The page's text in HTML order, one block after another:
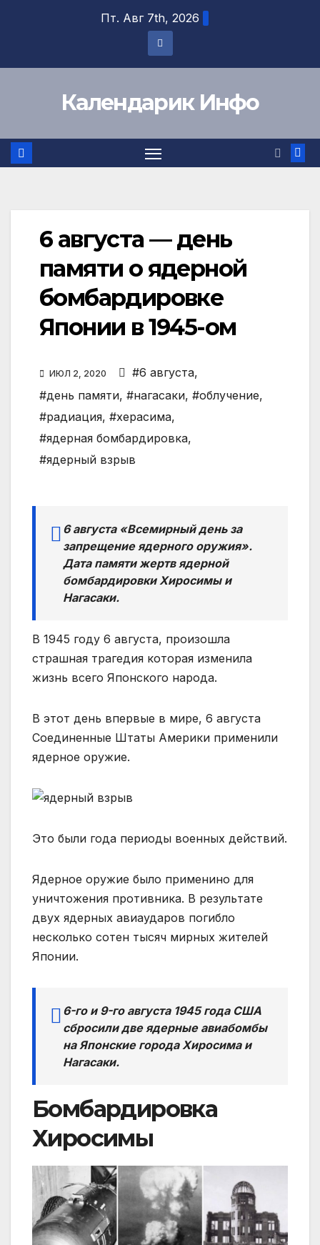
Пт. Авг 7th, 2026
Календарик Инфо
6 августа — день
памяти о ядерной
бомбардировке
Японии в 1945-ом
ИЮЛ 2, 2020 #6 августа,
#день памяти, #нагасаки, #облучение,
#радиация, #херасима,
#ядерная бомбардировка,
#ядерный взрыв
6 августа «Всемирный день за
запрещение ядерного оружия».
Дата памяти жертв ядерной
бомбардировки Хиросимы и
Нагасаки.
В 1945 году 6 августа, произошла
страшная трагедия которая изменила
жизнь всего Японского народа.
В этот день впервые в мире, 6 августа
Соединенные Штаты Америки применили
ядерное оружие.
Это были года периоды военных действий.
Ядерное оружие было применино для
уничтожения противника. В результате
двух ядерных авиаударов погибло
несколько сотен тысяч мирных жителей
Японии.
6-го и 9-го августа 1945 года США
сбросили две ядерные авиабомбы
на Японские города Хиросима и
Нагасаки.
Бомбардировка
Хиросимы